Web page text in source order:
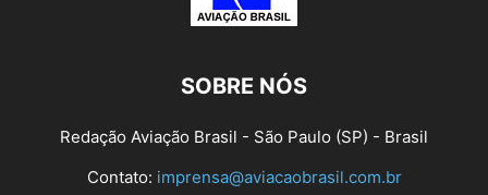
SOBRE NÓS
Redação Aviação Brasil - São Paulo (SP) - Brasil
Contato: imprensa@aviacaobrasil.com.br